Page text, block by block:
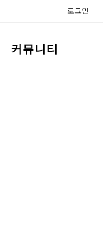
로그인
커뮤니티